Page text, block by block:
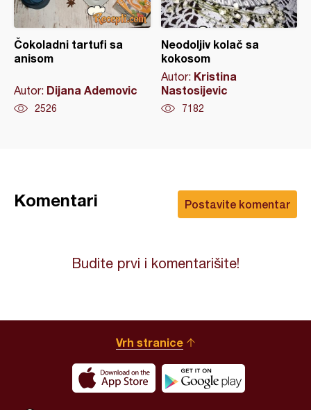
Čokoladni tartufi sa
anisom
Autor: Dijana Ademovic
2526
Neodoljiv kolač sa
kokosom
Autor: Kristina
Nastosijevic
7182
Postavite komentar
Komentari
Budite prvi i komentarišite!
Vrh stranice